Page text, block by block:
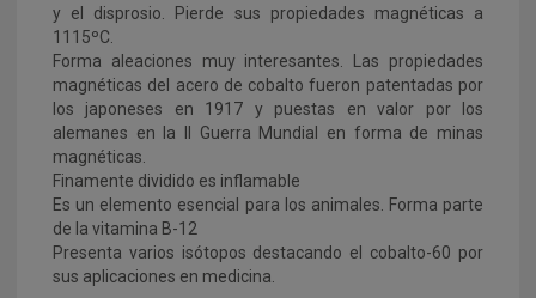
y el disprosio. Pierde sus propiedades magnéticas a
1115ºC.
Forma aleaciones muy interesantes. Las propiedades
magnéticas del acero de cobalto fueron patentadas por
los japoneses en 1917 y puestas en valor por los
alemanes en la II Guerra Mundial en forma de minas
magnéticas.
Finamente dividido es inflamable
Es un elemento esencial para los animales. Forma parte
de la vitamina B-12
Presenta varios isótopos destacando el cobalto-60 por
sus aplicaciones en medicina.